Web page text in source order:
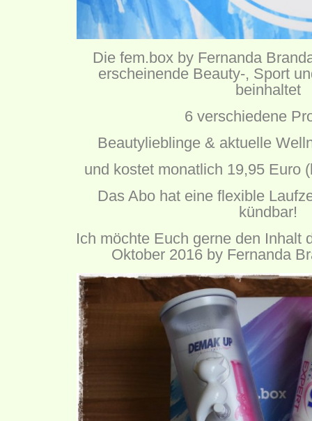
Die fem.box by Fernanda
erscheinende Beauty-, Sport
beinhaltet
6 verschiedene
Beautylieblinge & aktuelle
und kostet monatlich 19,95 Euro
Das Abo hat eine flexible
kündbar!
Ich möchte Euch gerne den Inhalt
Oktober 2016 by Fernanda